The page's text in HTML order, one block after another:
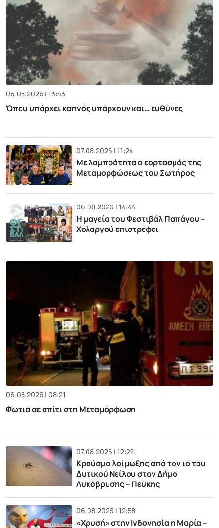
06.08.2026 | 13:43
Όπου υπάρχει καπνός υπάρχουν και… ευθύνες
07.08.2026 | 11:24
Με λαμπρότητα ο εορτασμός της
Μεταμορφώσεως του Σωτήρος
06.08.2026 | 14:44
Η μαγεία του Φεστιβάλ Παπάγου –
Χολαργού επιστρέφει
06.08.2026 | 08:21
Φωτιά σε σπίτι στη Μεταμόρφωση
07.08.2026 | 12:22
Κρούσμα λοίμωξης από τον ιό του
Δυτικού Νείλου στον Δήμο
Λυκόβρυσης – Πεύκης
06.08.2026 | 12:58
«Χρυσή» στην Ινδονησία η Μαρία –